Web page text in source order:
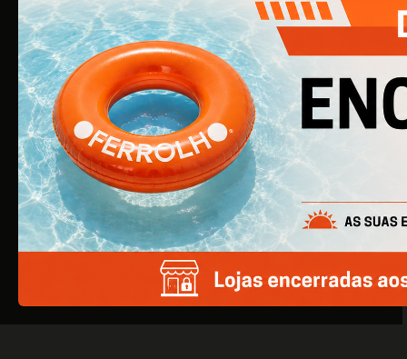
O Ferrolho iniciou a sua atividade em 1990. O que começou
por ser uma simples empresa de ferragens para
construção civil, é agora uma empresa de referência na
área de Ferragens para Mobiliário e Arquitetura.
EMPRESA
Quem Somos
Produtos
Catálogos